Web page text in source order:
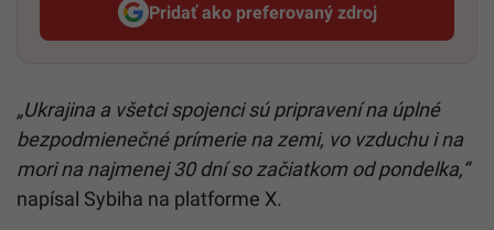
Pridať ako preferovaný zdroj
Startitup, odkaz sa otvorí v
„Ukrajina a všetci spojenci sú pripravení na úplné
bezpodmienečné prímerie na zemi, vo vzduchu i na
mori na najmenej 30 dní so začiatkom od pondelka,“
napísal Sybiha na platforme X.